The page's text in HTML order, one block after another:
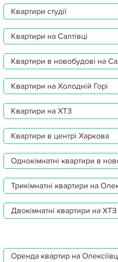
Квартири студії
Квартири на Салтівці
Квартири в новобудові на
Квартири на Холодній Горі
Квартири на ХТЗ
Квартири в центрі Харкова
Однокімнатні квартири в
Трикімнатні квартири на
Двокімнатні квартири на ХТЗ
Оренда квартир на